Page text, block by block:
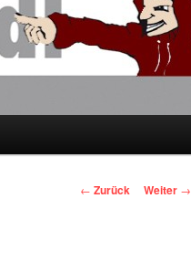
Beitragsnavigation
← Zurück Weiter →